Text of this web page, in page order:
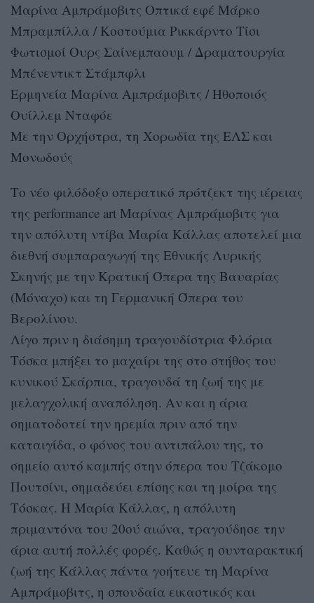
Μαρίνα Αμπράμοβιτς Οπτικά εφέ Μάρκο
Μπραμπίλλα / Κοστούμια Ρικκάρντο Τίσι
Φωτισμοί Ουρς Σαίνεμπαουμ / Δραματουργία
Μπένεντικτ Στάμπφλι
Ερμηνεία Μαρίνα Αμπράμοβιτς / Ηθοποιός
Ουίλλεμ Νταφόε
Με την Ορχήστρα, τη Χορωδία της ΕΛΣ και
Μονωδούς
Το νέο φιλόδοξο οπερατικό πρότζεκτ της ιέρειας
της performance art Μαρίνας Αμπράμοβιτς για
την απόλυτη ντίβα Μαρία Κάλλας αποτελεί μια
διεθνή συμπαραγωγή της Εθνικής Λυρικής
Σκηνής με την Κρατική Όπερα της Βαυαρίας
(Μόναχο) και τη Γερμανική Όπερα του
Βερολίνου.
Λίγο πριν η διάσημη τραγουδίστρια Φλόρια
Τόσκα μπήξει το μαχαίρι της στο στήθος του
κυνικού Σκάρπια, τραγουδά τη ζωή της με
μελαγχολική αναπόληση. Αν και η άρια
σηματοδοτεί την ηρεμία πριν από την
καταιγίδα, ο φόνος του αντιπάλου της, το
σημείο αυτό καμπής στην όπερα του Τζάκομο
Πουτσίνι, σημαδεύει επίσης και τη μοίρα της
Τόσκας. Η Μαρία Κάλλας, η απόλυτη
πριμαντόνα του 20ού αιώνα, τραγούδησε την
άρια αυτή πολλές φορές. Καθώς η συνταρακτική
ζωή της Κάλλας πάντα γοήτευε τη Μαρίνα
Αμπράμοβιτς, η σπουδαία εικαστικός και